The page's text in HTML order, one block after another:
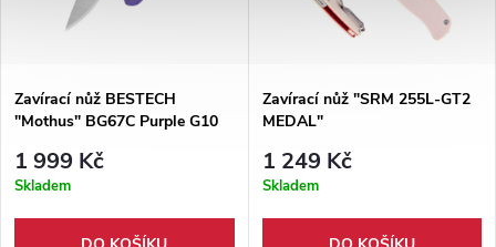
Zavírací nůž BESTECH
"Mothus" BG67C Purple G10
1 999 Kč
Skladem
Zavírací nůž "SRM 255L-GT2
MEDAL"
1 249 Kč
Skladem